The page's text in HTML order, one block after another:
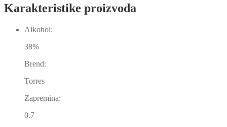
Karakteristike proizvoda
Alkohol:
38%
Brend:
Torres
Zapremina:
0.7